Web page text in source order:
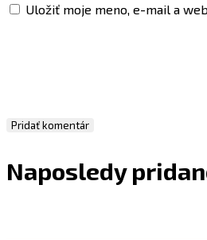
Uložiť moje meno, e-mail a
Naposledy